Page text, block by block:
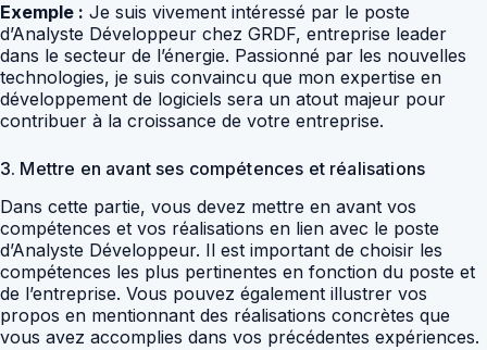
Exemple : Je suis vivement intéressé par le poste
d’Analyste Développeur chez GRDF, entreprise leader
dans le secteur de l’énergie. Passionné par les nouvelles
technologies, je suis convaincu que mon expertise en
développement de logiciels sera un atout majeur pour
contribuer à la croissance de votre entreprise.
3. Mettre en avant ses compétences et réalisations
Dans cette partie, vous devez mettre en avant vos
compétences et vos réalisations en lien avec le poste
d’Analyste Développeur. Il est important de choisir les
compétences les plus pertinentes en fonction du poste et
de l’entreprise. Vous pouvez également illustrer vos
propos en mentionnant des réalisations concrètes que
vous avez accomplies dans vos précédentes expériences.